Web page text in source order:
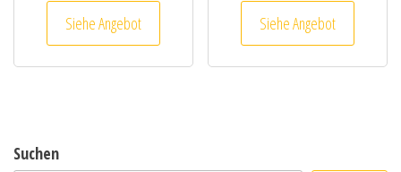
Siehe Angebot Siehe Angebot
Suchen